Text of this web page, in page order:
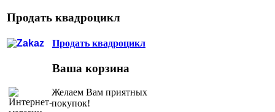
Продать квадроцикл
Продать квадроцикл
Ваша корзина
Желаем Вам приятных
покупок!